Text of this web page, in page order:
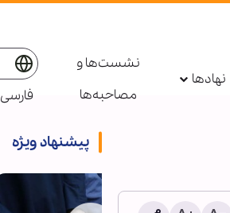
نهادها
نشست‌ها و
مصاحبه‌ها
فارسی
پیشنهاد ویژه